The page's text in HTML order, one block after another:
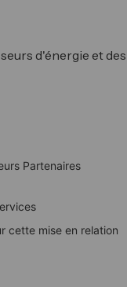
d'énergie et des
Partenaires
cette mise en relation